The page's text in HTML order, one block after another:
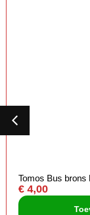
Tomos Bus brons
€ 4,00